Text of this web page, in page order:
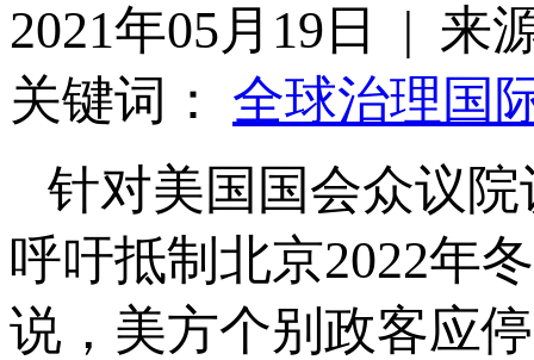
2021年05月19日 | 来
关键词： 全球治理 国
针对美国国会众议
呼吁抵制北京2022年
说，美方个别政客应